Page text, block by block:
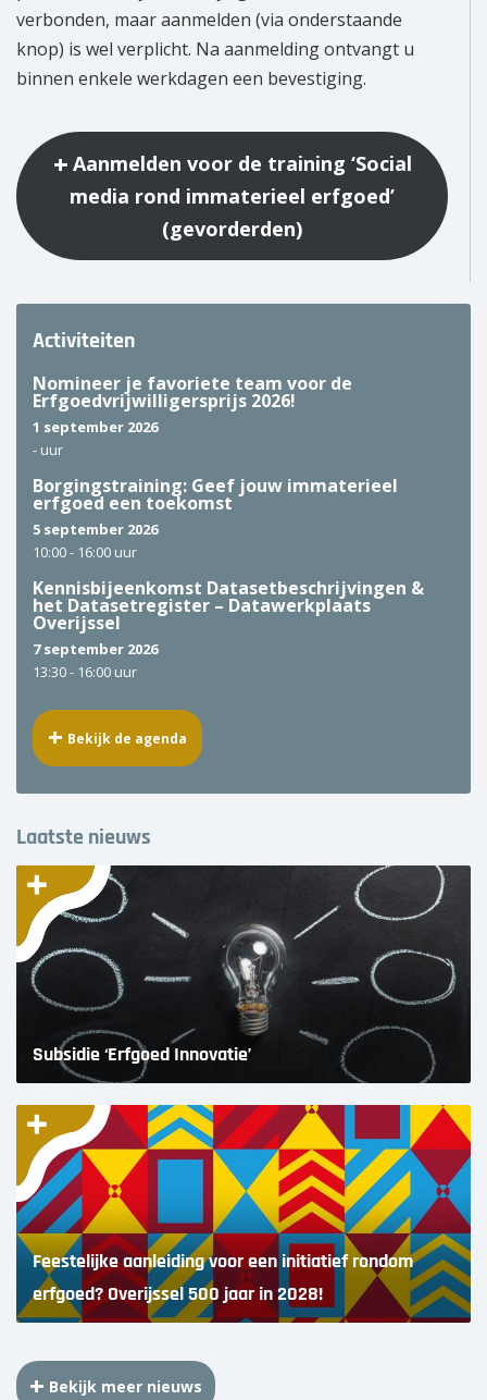
verbonden, maar aanmelden (via onderstaande
knop) is wel verplicht. Na aanmelding ontvangt u
binnen enkele werkdagen een bevestiging.
Aanmelden voor de training ‘Social
media rond immaterieel erfgoed’
(gevorderden)
Activiteiten
Nomineer je favoriete team voor de
Erfgoedvrijwilligersprijs 2026!
1 september 2026
- uur
Borgingstraining: Geef jouw immaterieel
erfgoed een toekomst
5 september 2026
10:00 - 16:00 uur
Kennisbijeenkomst Datasetbeschrijvingen &
het Datasetregister – Datawerkplaats
Overijssel
7 september 2026
13:30 - 16:00 uur
Bekijk de agenda
Laatste nieuws
Subsidie ‘Erfgoed Innovatie’
Feestelijke aanleiding voor een initiatief rondom
erfgoed? Overijssel 500 jaar in 2028!
Bekijk meer nieuws